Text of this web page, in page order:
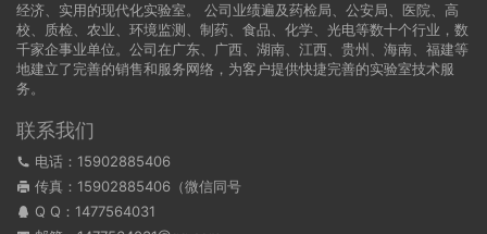
经济、实用的现代化实验室。 公司业绩遍及药检局、公安局、医院、高
校、质检、农业、环境监测、制药、食品、化学、光电等数十个行业，数
千家企事业单位。公司在广东、广西、湖南、江西、贵州、海南、福建等
地建立了完善的销售和服务网络，为客户提供快捷完善的实验室技术服
务。
联系我们
电话：15902885406
传真：15902885406（微信同号
Q Q： 1477564031